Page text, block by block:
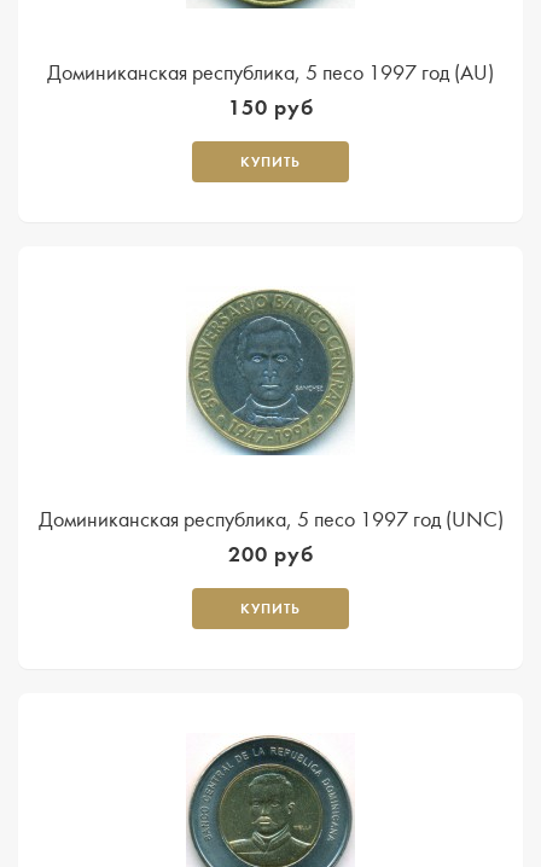
Доминиканская республика, 5 песо 1997 год (AU)
150 руб
КУПИТЬ
Доминиканская республика, 5 песо 1997 год (UNC)
200 руб
КУПИТЬ